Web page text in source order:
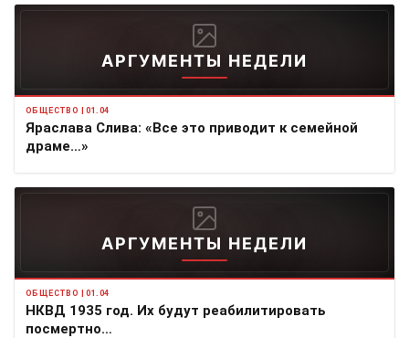
АРГУМЕНТЫ НЕДЕЛИ
ОБЩЕСТВО | 01.04
Яраслава Слива: «Все это приводит к семейной
драме…»
АРГУМЕНТЫ НЕДЕЛИ
ОБЩЕСТВО | 01.04
НКВД 1935 год. Их будут реабилитировать
посмертно…